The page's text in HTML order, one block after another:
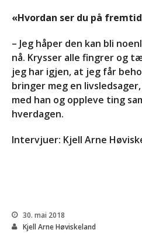
«Hvordan ser du på
– Jeg håper den kan bli
nå. Krysser alle fingrer og
jeg har igjen, at jeg får
bringer meg en
med han og oppleve ting
hverdagen.
Intervjuer: Kjell Arne
30. mai 2018
Kjell Arne Høviskeland